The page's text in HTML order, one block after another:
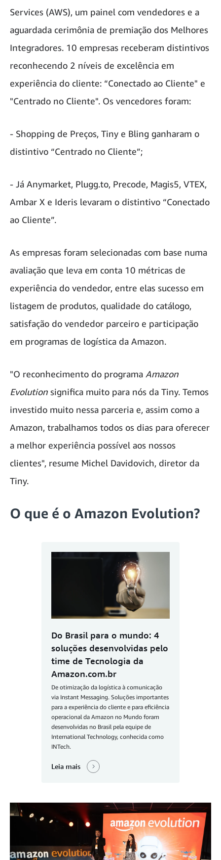
Services (AWS), um painel com vendedores e a
aguardada cerimônia de premiação dos Melhores
Integradores. 10 empresas receberam distintivos
reconhecendo 2 níveis de excelência em
experiência do cliente: “Conectado ao Cliente" e
"Centrado no Cliente". Os vencedores foram:
- Shopping de Preços, Tiny e Bling ganharam o
distintivo “Centrado no Cliente”;
- Já Anymarket, Plugg.to, Precode, Magis5, VTEX,
Ambar X e Ideris levaram o distintivo “Conectado
ao Cliente”.
As empresas foram selecionadas com base numa
avaliação que leva em conta 10 métricas de
experiência do vendedor, entre elas sucesso em
listagem de produtos, qualidade do catálogo,
satisfação do vendedor parceiro e participação
em programas de logística da Amazon.
"O reconhecimento do programa Amazon
Evolution significa muito para nós da Tiny. Temos
investido muito nessa parceria e, assim como a
Amazon, trabalhamos todos os dias para oferecer
a melhor experiência possível aos nossos
clientes", resume Michel Davidovich, diretor da
Tiny.
O que é o Amazon Evolution?
Do Brasil para o mundo: 4
soluções desenvolvidas pelo
time de Tecnologia da
Amazon.com.br
De otimização da logística à comunicação
via Instant Messaging. Soluções importantes
para a experiência do cliente e para eficiência
operacional da Amazon no Mundo foram
desenvolvidas no Brasil pela equipe de
International Technology, conhecida como
INTech.
Leia mais